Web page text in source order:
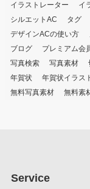
イラストレーター
イ
シルエットAC
タグ
デザインACの使い方
ブログ
プレミアム会
写真検索
写真素材
年賀状
年賀状イラス
無料写真素材
無料素
Service